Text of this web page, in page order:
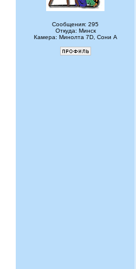
Сообщения: 295
Откуда: Минск
Камера: Минолта 7D, Сони А